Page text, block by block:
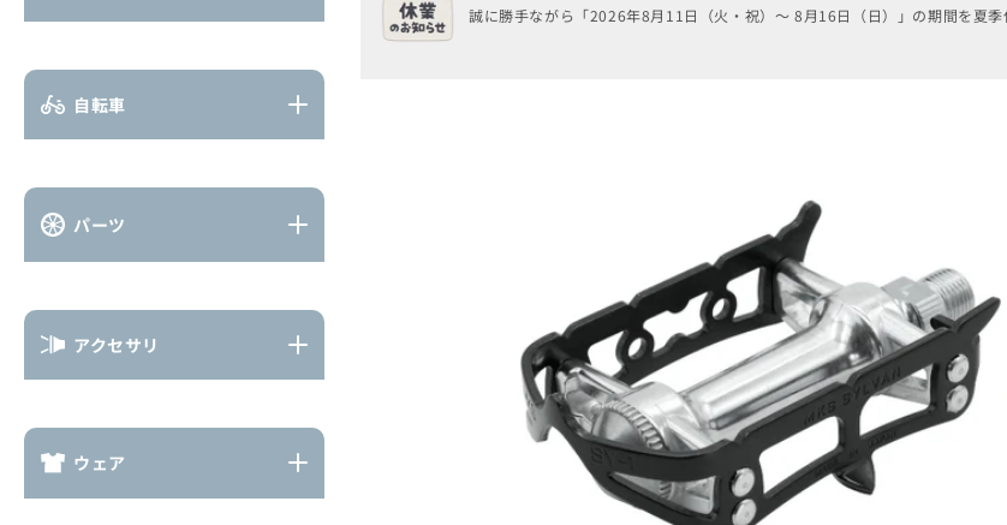
自転車
パーツ
アクセサリ
ウェア
誠に勝手ながら「2026年8月11日（火・祝）～ 8月16日（日）」の期間を夏季
商
品